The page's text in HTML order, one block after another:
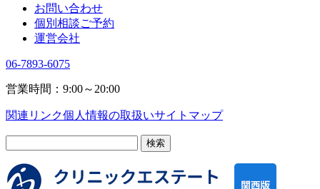
お問い合わせ
個別相談ご予約
運営会社
06-7893-6075
営業時間：9:00～20:00
関連リンク個人情報の取扱いサイトマップ